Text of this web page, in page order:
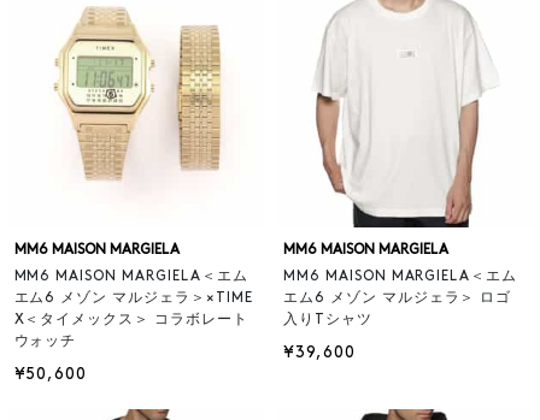
MM6 MAISON MARGIELA
MM6 MAISON MARGIELA＜エム
エム6 メゾン マルジェラ＞×TIME
X＜タイメックス＞ コラボレート
ウォッチ
¥50,600
MM6 MAISON MARGIELA
MM6 MAISON MARGIELA＜エム
エム6 メゾン マルジェラ＞ ロゴ
入りTシャツ
¥39,600